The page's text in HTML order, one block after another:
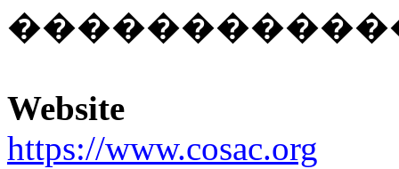
Website
https://www.cosac.org